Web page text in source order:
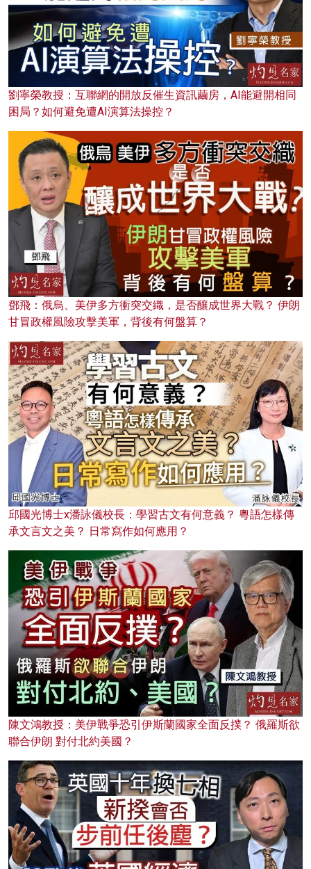
劉寧榮教授：互聯網的開放反催生資訊繭房，AI能避開相同
困局？如何避免遭AI演算法操控？
鄧飛：俄烏、美伊多方衝突交織，是否釀成世界大戰？ 伊朗
甘冒政權風險攻擊美軍，背後有何盤算？
邱國光博士x潘詠儀校長：學習古文有何意義？ 粵語怎樣傳
承文言文之美？ 日常寫作如何應用？
陳文鴻教授：美伊戰爭恐引伊斯蘭國家全面反撲？ 俄羅斯欲
聯合伊朗 對付北約美國？